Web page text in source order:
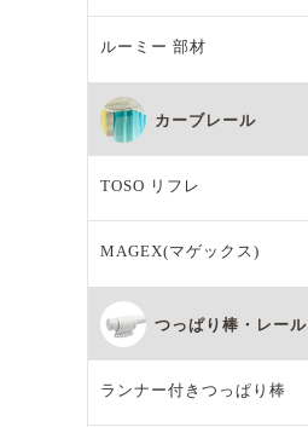
ルーミー 部材
カーブレール
TOSO リフレ
MAGEX(マゲックス)
つっぱり棒・レール
ランナー付きつっぱり棒